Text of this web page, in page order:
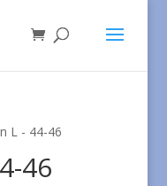
L - 44-46
46